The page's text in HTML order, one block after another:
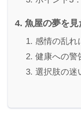
魚屋の夢を
感情の乱れ
健康への警
選択肢の迷